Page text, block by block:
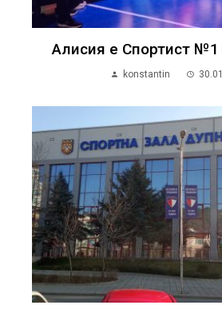
Алисия е Спортист №1
konstantin